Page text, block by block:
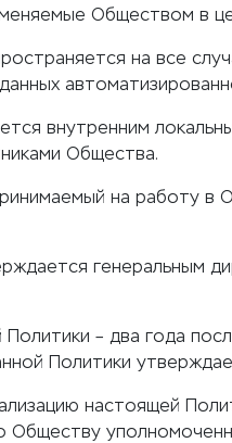
Обществом в
на все
внутренним
Общества.
на работу в
генеральным
– два года
Политики
настоящей
Обществу